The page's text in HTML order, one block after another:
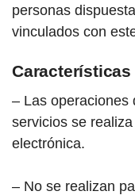
personas
vinculados con
Características
– Las operaciones
servicios se
electrónica.
– No se realizan